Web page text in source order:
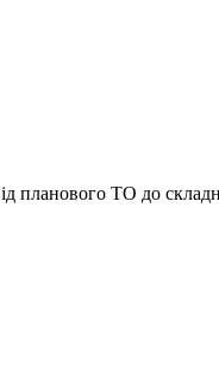
планового ТО до